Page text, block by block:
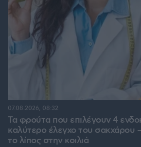
Τα φρούτα που επιλέγουν 4
καλύτερο έλεγχο του σακχάρου
το λίπος στην κοιλιά
07.08.2026, 08:32